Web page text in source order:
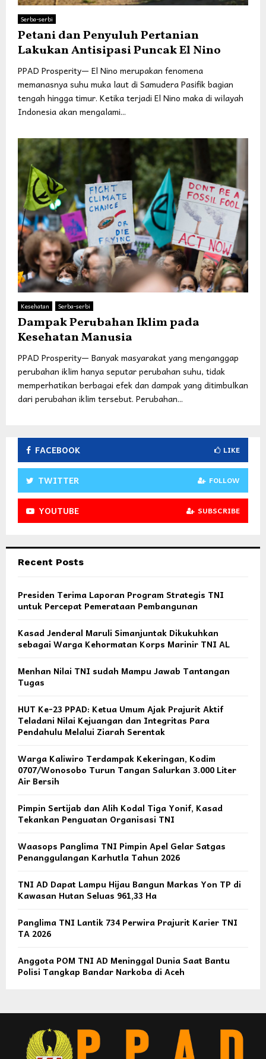
Serba-serbi
Petani dan Penyuluh Pertanian
Lakukan Antisipasi Puncak El Nino
PPAD Prosperity— El Nino merupakan fenomena
memanasnya suhu muka laut di Samudera Pasifik bagian
tengah hingga timur. Ketika terjadi El Nino maka di wilayah
Indonesia akan mengalami...
Kesehatan Serba-serbi
Dampak Perubahan Iklim pada
Kesehatan Manusia
PPAD Prosperity— Banyak masyarakat yang menganggap
perubahan iklim hanya seputar perubahan suhu, tidak
memperhatikan berbagai efek dan dampak yang ditimbulkan
dari perubahan iklim tersebut. Perubahan...
FACEBOOK LIKE
TWITTER FOLLOW
YOUTUBE SUBSCRIBE
Recent Posts
Presiden Terima Laporan Program Strategis TNI
untuk Percepat Pemerataan Pembangunan
Kasad Jenderal Maruli Simanjuntak Dikukuhkan
sebagai Warga Kehormatan Korps Marinir TNI AL
Menhan Nilai TNI sudah Mampu Jawab Tantangan
Tugas
HUT Ke-23 PPAD: Ketua Umum Ajak Prajurit Aktif
Teladani Nilai Kejuangan dan Integritas Para
Pendahulu Melalui Ziarah Serentak
Warga Kaliwiro Terdampak Kekeringan, Kodim
0707/Wonosobo Turun Tangan Salurkan 3.000 Liter
Air Bersih
Pimpin Sertijab dan Alih Kodal Tiga Yonif, Kasad
Tekankan Penguatan Organisasi TNI
Waasops Panglima TNI Pimpin Apel Gelar Satgas
Penanggulangan Karhutla Tahun 2026
TNI AD Dapat Lampu Hijau Bangun Markas Yon TP di
Kawasan Hutan Seluas 961,33 Ha
Panglima TNI Lantik 734 Perwira Prajurit Karier TNI
TA 2026
Anggota POM TNI AD Meninggal Dunia Saat Bantu
Polisi Tangkap Bandar Narkoba di Aceh